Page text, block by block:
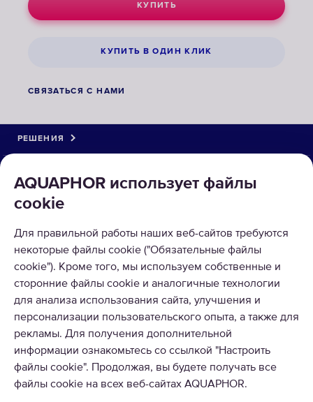
КУПИТЬ
КУПИТЬ В ОДИН КЛИК
СВЯЗАТЬСЯ С НАМИ
AQUAPHOR использует файлы
cookie
Для правильной работы наших веб-сайтов требуются
некоторые файлы cookie ("Обязательные файлы
cookie"). Кроме того, мы используем собственные и
сторонние файлы cookie и аналогичные технологии
для анализа использования сайта, улучшения и
персонализации пользовательского опыта, а также для
рекламы. Для получения дополнительной
информации ознакомьтесь со ссылкой "Настроить
файлы cookie". Продолжая, вы будете получать все
файлы cookie на всех веб-сайтах AQUAPHOR.
РЕШЕНИЯ
О КОМПАНИИ
ПРИНИМАЕМ К ОПЛАТЕ
© 2026 ООО Аквафор